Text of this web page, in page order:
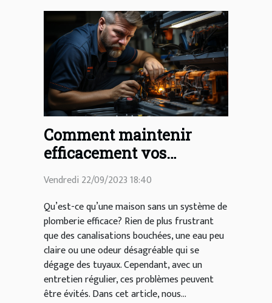
Comment maintenir
efficacement vos
canalisations à la maison
Vendredi 22/09/2023 18:40
Qu’est-ce qu’une maison sans un système de
plomberie efficace? Rien de plus frustrant
que des canalisations bouchées, une eau peu
claire ou une odeur désagréable qui se
dégage des tuyaux. Cependant, avec un
entretien régulier, ces problèmes peuvent
être évités. Dans cet article, nous...